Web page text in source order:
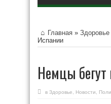
Главная » Здоровье
Испании
Немцы
в Здоровье Новости